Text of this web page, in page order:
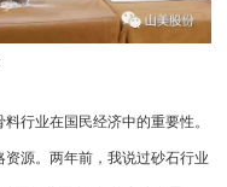
行业在国民经济中的重要性。
源。两年前，我说过砂石行业